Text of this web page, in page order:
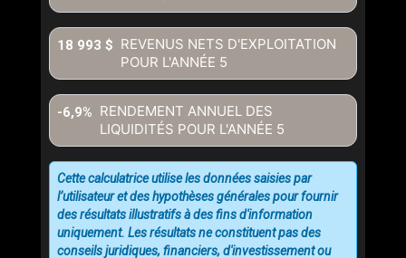
REVENUS NETS D'EXPLOITATION
POUR L'ANNÉE 5
18 993 $
RENDEMENT ANNUEL DES
LIQUIDITÉS POUR L'ANNÉE 5
-6,9%
Cette calculatrice utilise les données saisies par
l’utilisateur et des hypothèses générales pour fournir
des résultats illustratifs à des fins d'information
uniquement. Les résultats ne constituent pas des
conseils juridiques, financiers, d'investissement ou